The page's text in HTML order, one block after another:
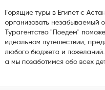
Горящие туры в Египет с
организовать незабываемый
Турагентство "Поедем"
идеальном путешествии,
любого бюджета и пожеланий.
а мы позаботимся обо всех